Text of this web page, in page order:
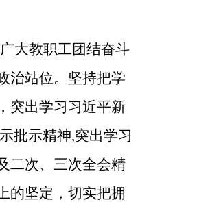
大教职工团结奋斗
治站位。坚持把学
突出学习习近平新
批示精神,突出学习
二次、三次全会精
的坚定，切实把拥